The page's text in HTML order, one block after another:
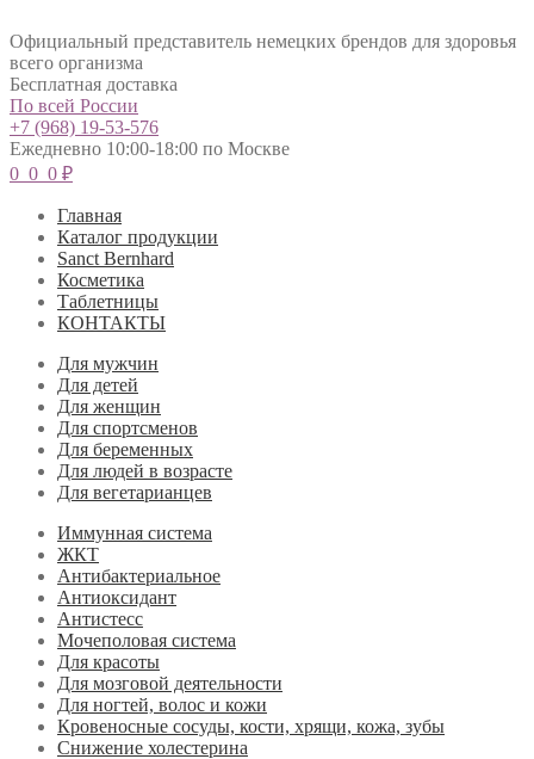
Официальный представитель немецких брендов для здоровья
всего организма
Бесплатная доставка
По всей России
+7 (968) 19-53-576
Ежедневно 10:00-18:00 по Москве
0 0 0 ₽
Главная
Каталог продукции
Sanct Bernhard
Косметика
Таблетницы
КОНТАКТЫ
Для мужчин
Для детей
Для женщин
Для спортсменов
Для беременных
Для людей в возрасте
Для вегетарианцев
Иммунная система
ЖКТ
Антибактериальное
Антиоксидант
Антистесс
Мочеполовая система
Для красоты
Для мозговой деятельности
Для ногтей, волос и кожи
Кровеносные сосуды, кости, хрящи, кожа, зубы
Снижение холестерина